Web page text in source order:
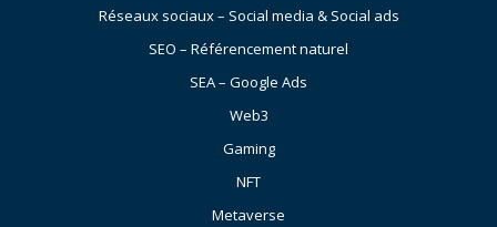
Réseaux sociaux – Social media & Social ads
SEO – Référencement naturel
SEA – Google Ads
Web3
Gaming
NFT
Metaverse